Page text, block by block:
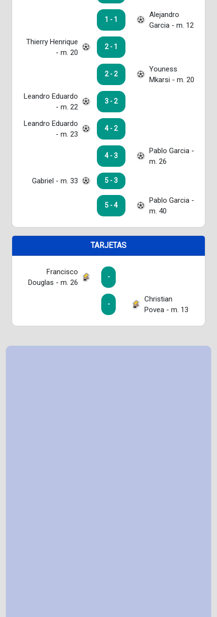
1 - 1
Alejandro
Garcia - m. 12
Thierry Henrique
- m. 20
2 - 1
2 - 2
Youness
Mkarsi - m. 20
Leandro Eduardo
- m. 22
3 - 2
Leandro Eduardo
- m. 23
4 - 2
4 - 3
Pablo Garcia -
m. 26
Gabriel - m. 33 5 - 3
5 - 4
Pablo Garcia -
m. 40
TARJETAS
Francisco
Douglas - m. 26
-
-
Christian
Povea - m. 13